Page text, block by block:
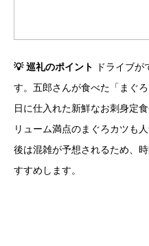
💡 巡礼のポイント
ドライブが
す。五郎さんが食べた「まぐ
日に仕入れた新鮮なお刺身定
リューム満点のまぐろカツも
後は混雑が予想されるため、
すすめします。